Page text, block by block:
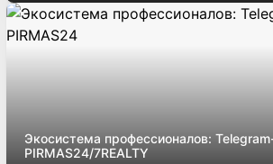
Экосистема профессионалов:
PIRMAS24/7REALTY